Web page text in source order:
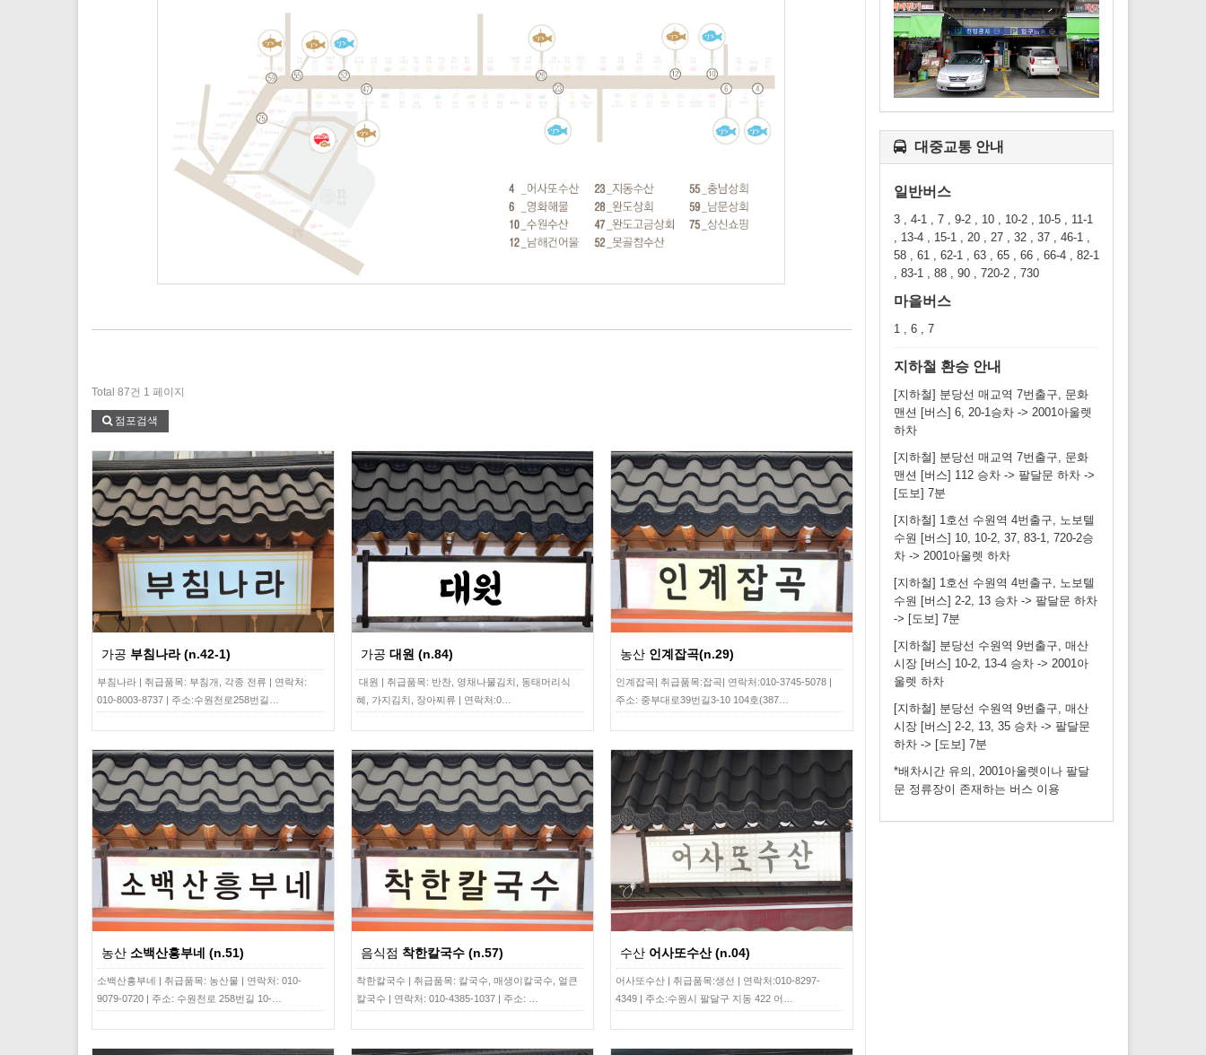
Total 87건 1 페이지
점포검색
가공 부침나라 (n.42-1)
부침나라 | 취급품목: 부침개, 각종 전류 | 연락처:
010-8003-8737 | 주소:수원천로258번길…
가공 대원 (n.84)
대원 | 취급품목: 반찬, 영채나물김치, 동태머리식
혜, 가지김치, 장아찌류 | 연락처:0…
농산 인계잡곡(n.29)
인계잡곡| 취급품목:잡곡| 연락처:010-3745-5078 |
주소: 중부대로39번길3-10 104호(387…
농산 소백산흥부네 (n.51)
소백산흥부네 | 취급품목: 농산물 | 연락처: 010-
9079-0720 | 주소: 수원천로 258번길 10-…
음식점 착한칼국수 (n.57)
착한칼국수 | 취급품목: 칼국수, 매생이칼국수, 얼큰
칼국수 | 연락처: 010-4385-1037 | 주소: …
수산 어사또수산 (n.04)
어사또수산 | 취급품목:생선 | 연락처:010-8297-
4349 | 주소:수원시 팔달구 지동 422 어…
대중교통 안내
일반버스
3 , 4-1 , 7 , 9-2 , 10 , 10-2 , 10-5 , 11-1
, 13-4 , 15-1 , 20 , 27 , 32 , 37 , 46-1 ,
58 , 61 , 62-1 , 63 , 65 , 66 , 66-4 , 82-1
, 83-1 , 88 , 90 , 720-2 , 730
마을버스
1 , 6 , 7
지하철 환승 안내
[지하철] 분당선 매교역 7번출구, 문화
맨션 [버스] 6, 20-1승차 -> 2001아울렛
하차
[지하철] 분당선 매교역 7번출구, 문화
맨션 [버스] 112 승차 -> 팔달문 하차 ->
[도보] 7분
[지하철] 1호선 수원역 4번출구, 노보텔
수원 [버스] 10, 10-2, 37, 83-1, 720-2승
차 -> 2001아울렛 하차
[지하철] 1호선 수원역 4번출구, 노보텔
수원 [버스] 2-2, 13 승차 -> 팔달문 하차
-> [도보] 7분
[지하철] 분당선 수원역 9번출구, 매산
시장 [버스] 10-2, 13-4 승차 -> 2001아
울렛 하차
[지하철] 분당선 수원역 9번출구, 매산
시장 [버스] 2-2, 13, 35 승차 -> 팔달문
하차 -> [도보] 7분
*배차시간 유의, 2001아울렛이나 팔달
문 정류장이 존재하는 버스 이용